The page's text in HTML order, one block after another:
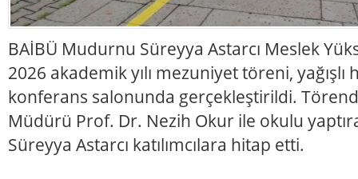
BAİBÜ Mudurnu Süreyya Astarcı Meslek
2026 akademik yılı mezuniyet töreni,
konferans salonunda gerçekleştirildi.
Müdürü Prof. Dr. Nezih Okur ile okulu
Süreyya Astarcı katılımcılara hitap etti.